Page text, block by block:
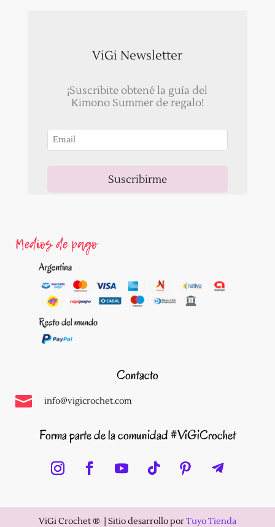
ViGi Newsletter
¡Suscribite obtené la guía del
Kimono Summer de regalo!
Suscribirme
Medios de pago
Contacto
 info@vigicrochet.com
Forma parte de la comunidad #ViGiCrochet
ViGi Crochet ®️ | Sitio desarrollo porTuyo Tienda